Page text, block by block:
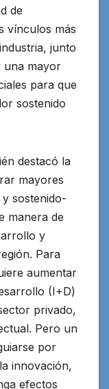
de
vínculos más
junto
una mayor
para que
sostenido
destacó la
mayores
sostenido-
manera de
y
Para
aumentar
(I+D)
privado,
Pero un
por
innovación,
efectos